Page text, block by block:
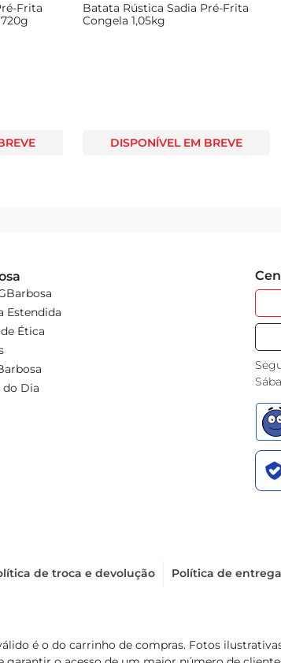
Frita
Batata Rústica Sadia Pré-Frita
Congela 1,05kg
DISPONÍVEL EM BREVE
Estendida
Ética
do Dia
de troca e devolução Política de entrega
é o do carrinho de compras. Fotos